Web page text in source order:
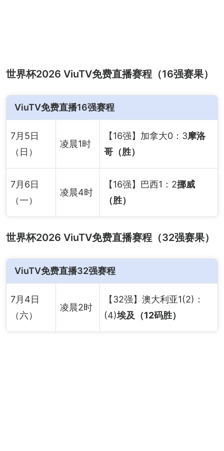
世界杯2026 ViuTV免费直播赛程（16强赛果）
ViuTV免费直播16强赛程
7月5日
（日）
凌晨1时
【16强】加拿大0：3摩洛
哥（胜）
7月6日
（一）
凌晨4时
【16强】巴西1：2挪威
（胜）
世界杯2026 ViuTV免费直播赛程（32强赛果）
ViuTV免费直播32强赛程
7月4日
（六）
凌晨2时
【32强】澳大利亚1(2)：
(4)埃及（12码胜）